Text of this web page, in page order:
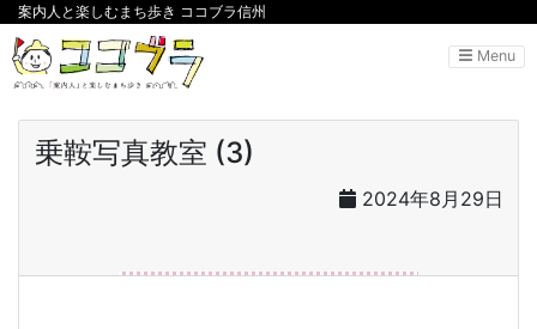
案内人と楽しむまち歩き ココブラ信州
Menu
乗鞍写真教室 (3)
2024年8月29日